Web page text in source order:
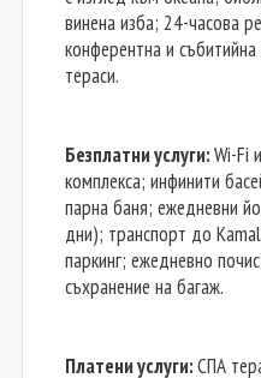
винена изба; 24-часова
конферентна и
тераси.
Безплатни услуги:Wi-Fi
комплекса; инфинити
парна баня; ежедневни
дни); транспорт до
паркинг; ежедневно
съхранение на багаж.
Платени услуги:СПА